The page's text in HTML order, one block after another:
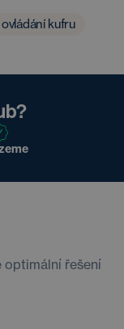
kufru
optimální řešení